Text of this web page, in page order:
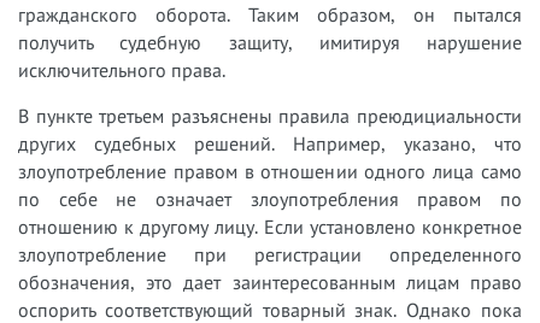
гражданского оборота. Таким образом, он пытался
получить судебную защиту, имитируя нарушение
исключительного права.
В пункте третьем разъяснены правила преюдициальности
других судебных решений. Например, указано, что
злоупотребление правом в отношении одного лица само
по себе не означает злоупотребления правом по
отношению к другому лицу. Если установлено конкретное
злоупотребление при регистрации определенного
обозначения, это дает заинтересованным лицам право
оспорить соответствующий товарный знак. Однако пока